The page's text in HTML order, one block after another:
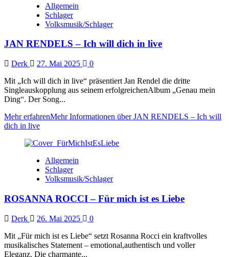
Allgemein
Schlager
Volksmusik/Schlager
JAN RENDELS – Ich will dich in live
Derk 27. Mai 2025
0
Mit „Ich will dich in live“ präsentiert Jan Rendel die dritte
Singleauskopplung aus seinem erfolgreichenAlbum „Genau mein
Ding“. Der Song...
Mehr erfahrenMehr Informationen über JAN RENDELS – Ich will
dich in live
Allgemein
Schlager
Volksmusik/Schlager
ROSANNA ROCCI – Für mich ist es Liebe
Derk 26. Mai 2025
0
Mit „Für mich ist es Liebe“ setzt Rosanna Rocci ein kraftvolles
musikalisches Statement – emotional,authentisch und voller
Eleganz. Die charmante...